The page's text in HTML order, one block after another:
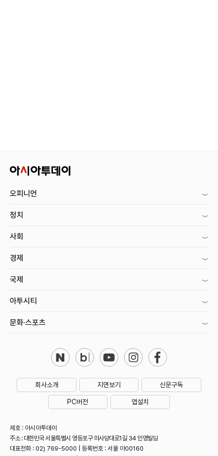
오피니언
정치
사회
경제
국제
아투시티
문화·스포츠
회사소개 지면보기 신문구독
PC버전 앱설치
제호 : 아시아투데이
주소 : 대한민국 서울특별시 영등포구 의사당대로1길 34 인영빌딩
대표전화 : 02) 769-5000 | 등록번호 : 서울 아00160